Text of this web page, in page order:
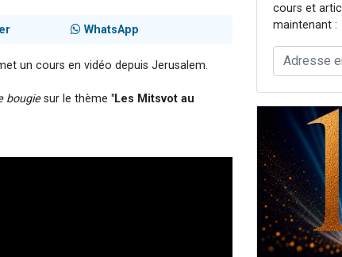
WhatsApp
un cours en vidéo depuis Jerusalem.
bougiesur le thème "Les Mitsvot au
cours et
maintenant :